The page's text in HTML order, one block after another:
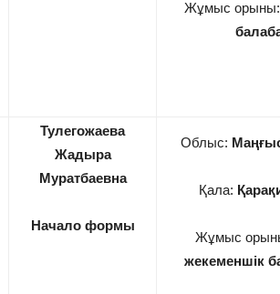
Жұмыс
Тулегожаева
Жадыра
Муратбаевна
Начало формы
Облыс:
Қала:
Жұмыс
жекеменшік